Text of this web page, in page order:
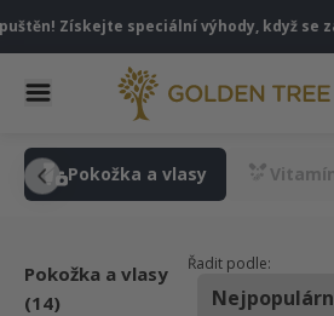
Získejte speciální výhody, když se
Pokožka a vlasy
Pokožka a vlasy
(14)
Řadit podle: